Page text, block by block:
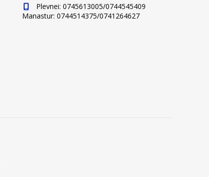
Plevnei: 0745613005/0744545409
Manastur: 0744514375/0741264627